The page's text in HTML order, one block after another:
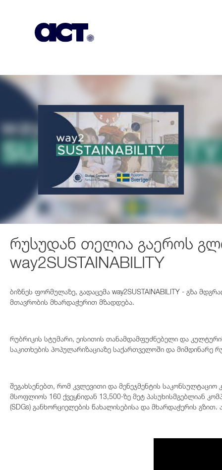
რუსუდან თელია გაეროს
way2SUSTAINABILITY
ბიზნეს ფორმულაზე, გადაცემა way2SUSTAINABILITY - გზა
მთავრობის მხარდაჭერით მზადდება.
რუბრიკის სტუმარი, ეისითის თანამდამფუძნებელი და
საკითხების პოპულარიზაციაზე საქართველოში და მიმდინარე
შეგახსენებთ, რომ კვლევითი და მენეჯმენტის საკონსულტაციო
მსოფლიოს 160 ქვეყნიდან 13,500-ზე მეტ პასუხისმგებლიან
(SDGs) განხორციელების წახალისებისა და მხარდაჭერის